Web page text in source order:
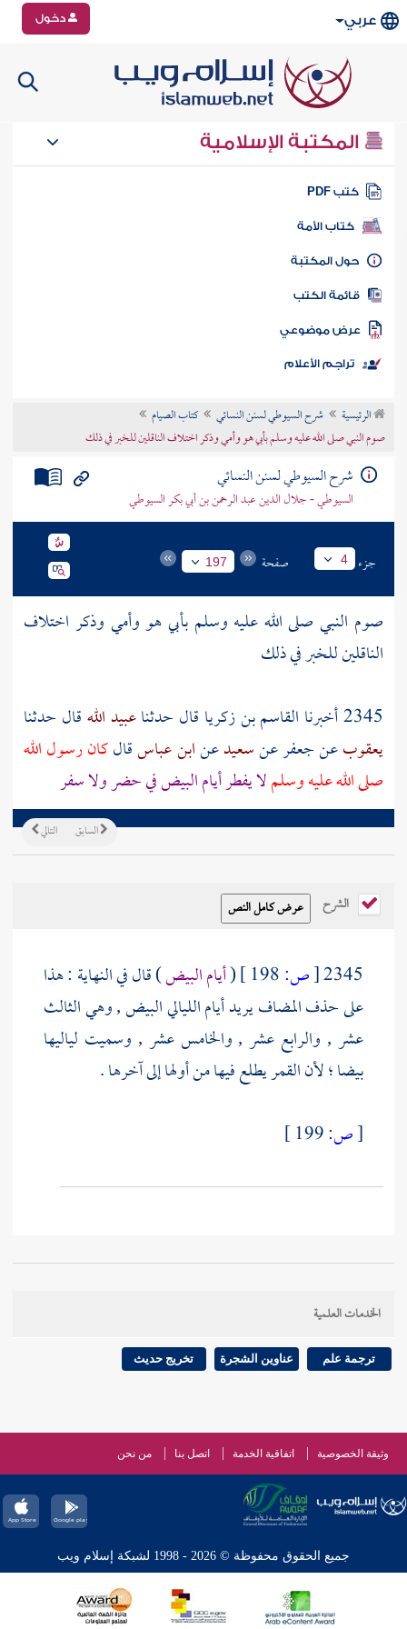
عربي دخول
المكتبة الإسلامية
كتب PDF
كتاب الأمة
المكتبة
الكتب
موضوعي
تراجم الأعلام
الرئيسية شرح السيوطي لسنن النسائي
كتاب الصيام
صوم النبي صلى الله عليه وسلم بأبي هو وأمي وذكر اختلاف الناقلين للخبر في ذلك
شرح السيوطي لسنن النسائي
السيوطي - جلال الدين عبد الرحمن بن أبي بكر السيوطي
جزء 4 صفحة 197
صوم النبي صلى الله عليه وسلم بأبي هو وأمي وذكر اختلاف
الناقلين للخبر في ذلك
2345 أخبرنا
القاسم بن زكريا قال حدثناعبيد اللهقال حدثنا
يعقوبعنجعفرعنسعيدعنابن عباسقالكان رسول الله
صلى الله عليه وسلملا يفطر أيام البيض في حضر ولا سفر
التالي السابق
الشرح
2345
[ص: (أيام البيض) قال في النهاية : هذا
على حذف المضاف يريد أيام الليالي البيض , وهي الثالث
عشر , والرابع عشر , والخامس عشر , وسميت لياليها
بيضا ؛ لأن القمر يطلع فيها من أولها إلى آخرها .
[ص:
الخدمات العلمية
ترجمة علم عناوين الشجرة تخريج حديث
وثيقة الخصوصية اتفاقية الخدمة اتصل بنا من نحن
جميع الحقوق محفوظة © 2026 - 1998 لشبكة إسلام ويب